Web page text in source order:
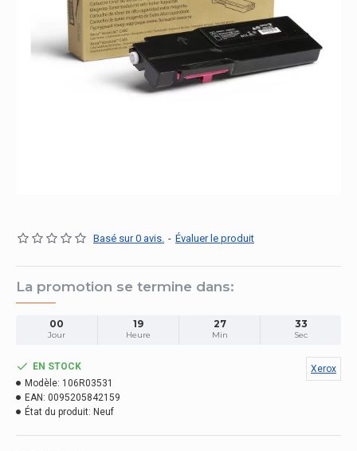
Basé sur 0 avis. - Évaluer le produit
La promotion se termine dans:
00
Jour
19
Heure
27
Min
33
Sec
EN STOCK
Modèle: 106R03531
EAN: 0095205842159
État du produit: Neuf
Xerox